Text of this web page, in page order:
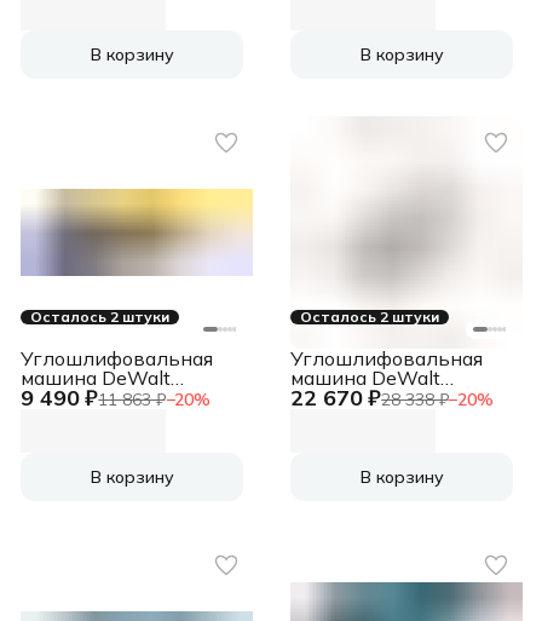
В корзину В корзину
Осталось 2 штуки
9 490 ₽11 863 ₽−20%
Углошлифовальная
машина DeWalt
DWE4117-QS 950Вт
В корзину
Осталось 2 штуки
22 670 ₽28 338 ₽−20%
Углошлифовальная
машина DeWalt
DCG406N 9000об/мин
В корзину